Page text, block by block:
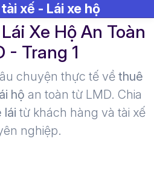
xế - Lái xe hộ
Xe Hộ An Toàn
- Trang 1​
chuyện thực tế về thuê
hộ an toàn từ LMD. Chia
lái từ khách hàng và tài xế
nghiệp.